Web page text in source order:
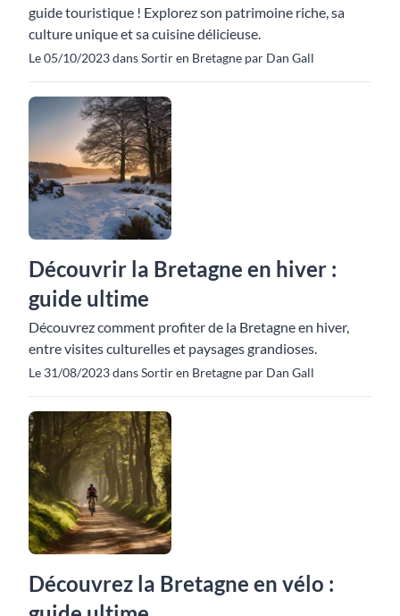
guide touristique ! Explorez son patrimoine riche, sa
culture unique et sa cuisine délicieuse.
Le 05/10/2023 dans Sortir en Bretagne par Dan Gall
Découvrir la Bretagne en hiver :
guide ultime
Découvrez comment profiter de la Bretagne en hiver,
entre visites culturelles et paysages grandioses.
Le 31/08/2023 dans Sortir en Bretagne par Dan Gall
Découvrez la Bretagne en vélo :